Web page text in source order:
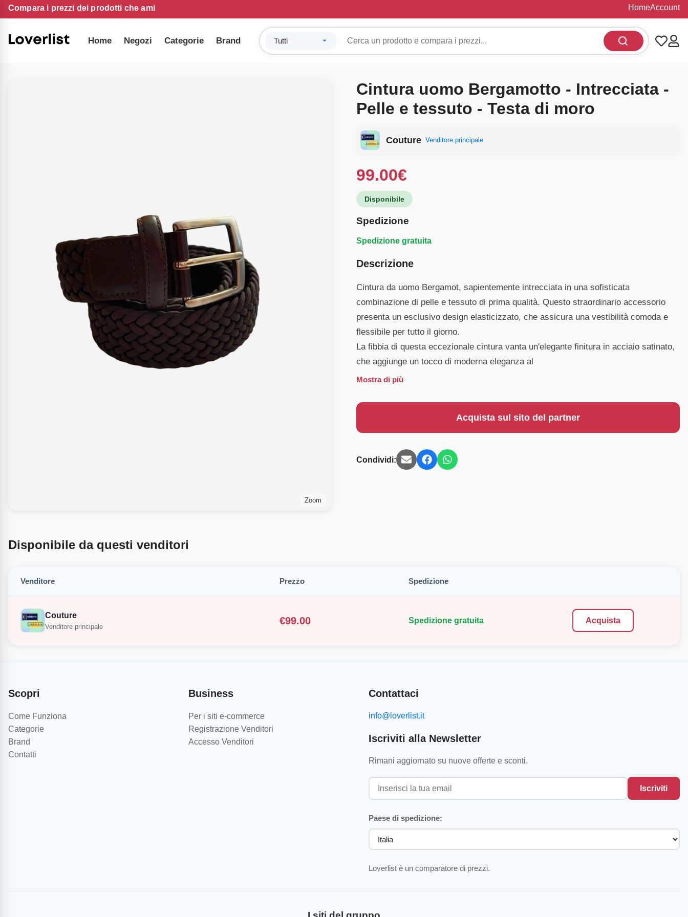
Compara i prezzi dei prodotti che ami HomeAccount
Home Negozi Categorie Brand
Zoom
Cintura uomo Bergamotto - Intrecciata -
Pelle e tessuto - Testa di moro
Couture Venditore principale
99.00€
Disponibile
Spedizione
Spedizione gratuita
Descrizione
Cintura da uomo Bergamot, sapientemente intrecciata in una sofisticata
combinazione di pelle e tessuto di prima qualità. Questo straordinario accessorio
presenta un esclusivo design elasticizzato, che assicura una vestibilità comoda e
flessibile per tutto il giorno.
La fibbia di questa eccezionale cintura vanta un'elegante finitura in acciaio satinato,
che aggiunge un tocco di moderna eleganza al
Mostra di più
Acquista sul sito del partner
Condividi:
Disponibile da questi venditori
Venditore Prezzo Spedizione
Couture
Venditore principale
€99.00 Spedizione gratuita Acquista
Scopri
Come Funziona
Categorie
Brand
Contatti
Business
Per i siti e-commerce
Registrazione Venditori
Accesso Venditori
Contattaci
info@loverlist.it
Iscriviti alla Newsletter
Rimani aggiornato su nuove offerte e sconti.
Iscriviti
Paese di spedizione:
Loverlist è un comparatore di prezzi.